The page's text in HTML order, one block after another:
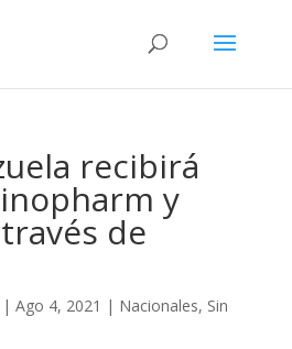
recibirá
y
de
| Ago 4, 2021 | Nacionales, Sin